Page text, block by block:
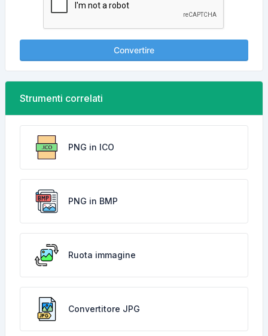
Convertire
Strumenti correlati
PNG in ICO
PNG in BMP
Ruota immagine
Convertitore JPG